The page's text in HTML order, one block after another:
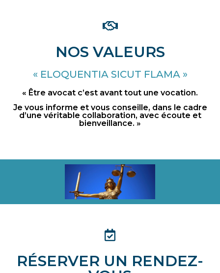
NOS VALEURS
« ELOQUENTIA SICUT FLAMA »
« Être avocat c’est avant tout une vocation.
Je vous informe et vous conseille, dans le cadre
d’une véritable collaboration, avec écoute et
bienveillance. »
RÉSERVER UN RENDEZ-